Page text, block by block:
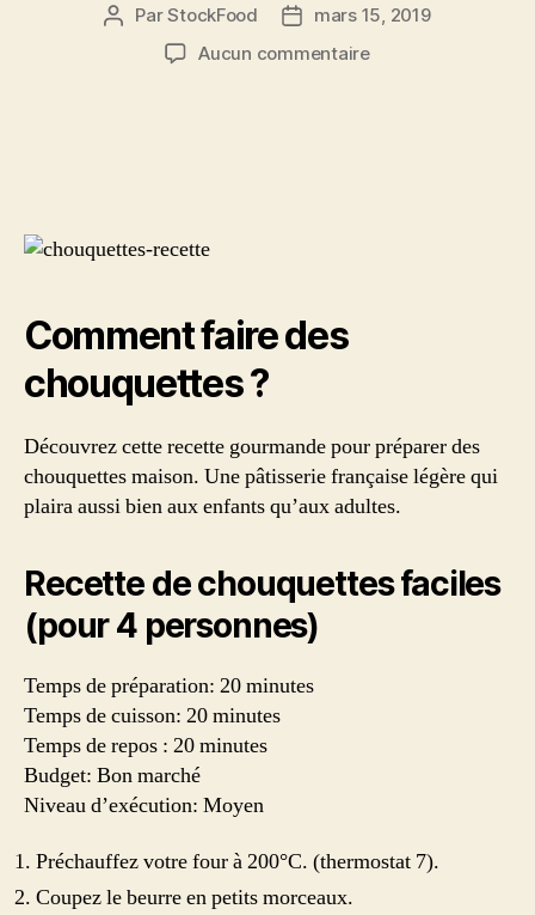
Auteur
l’article
ParStockFood
Datemars 15, 2019
Aucun commentairesur
Comment faire des
chouquettes ?
Découvrez cette recette gourmande pour préparer des
chouquettes maison. Une pâtisserie française légère qui
plaira aussi bien aux enfants qu’aux adultes.
Recette de chouquettes faciles
(pour 4 personnes)
Temps de préparation: 20 minutes
Temps de cuisson: 20 minutes
Temps de repos : 20 minutes
Budget: Bon marché
Niveau d’exécution: Moyen
Préchauffez votre four à 200°C. (thermostat 7).
Coupez le beurre en petits morceaux.